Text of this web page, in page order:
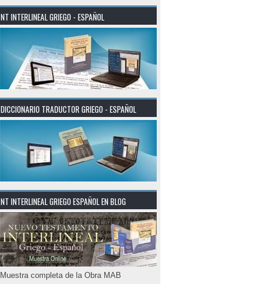
NT INTERLINEAL GRIEGO - ESPAÑOL
DICCIONARIO TRADUCTOR GRIEGO - ESPAÑOL
NT INTERLINEAL GRIEGO ESPAÑOL EN BLOG
Muestra completa de la Obra MAB